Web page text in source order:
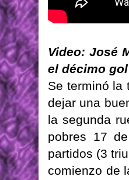
Video: José
el décimo
Se terminó la
dejar una
la segunda
pobres 17
partidos (3
comienzo de